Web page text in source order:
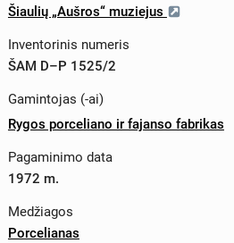
Šiaulių „Aušros“ muziejus
Inventorinis numeris
ŠAM D–P 1525/2
Gamintojas (-ai)
Rygos porceliano ir fajanso fabrikas
Pagaminimo data
1972 m.
Medžiagos
Porcelianas